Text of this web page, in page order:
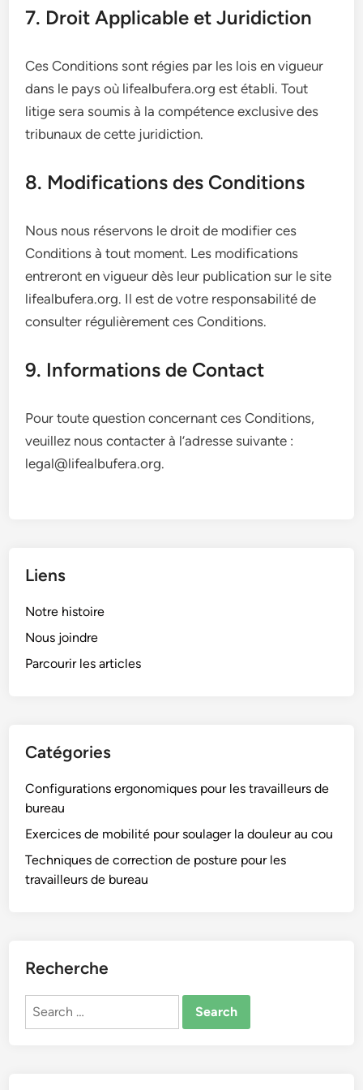
7. Droit Applicable et Juridiction
Ces Conditions sont régies par les lois en vigueur
dans le pays où lifealbufera.org est établi. Tout
litige sera soumis à la compétence exclusive des
tribunaux de cette juridiction.
8. Modifications des Conditions
Nous nous réservons le droit de modifier ces
Conditions à tout moment. Les modifications
entreront en vigueur dès leur publication sur le site
lifealbufera.org. Il est de votre responsabilité de
consulter régulièrement ces Conditions.
9. Informations de Contact
Pour toute question concernant ces Conditions,
veuillez nous contacter à l’adresse suivante :
legal@lifealbufera.org.
Liens
Notre histoire
Nous joindre
Parcourir les articles
Catégories
Configurations ergonomiques pour les travailleurs de
bureau
Exercices de mobilité pour soulager la douleur au cou
Techniques de correction de posture pour les
travailleurs de bureau
Recherche
Search